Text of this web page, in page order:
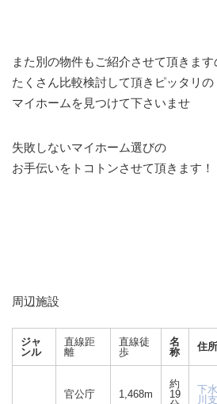
また別の物件もご紹介させて頂きます
たくさん比較検討して頂きピッタリの
マイホームを見つけて下さいませ
失敗しないマイホーム選びの
お手伝いをトコトンさせて頂きます！
周辺施設
ジャ
ンル
直線距
離
直線徒
歩
名
称
住所
官公庁 1,468m
約
19
下
川